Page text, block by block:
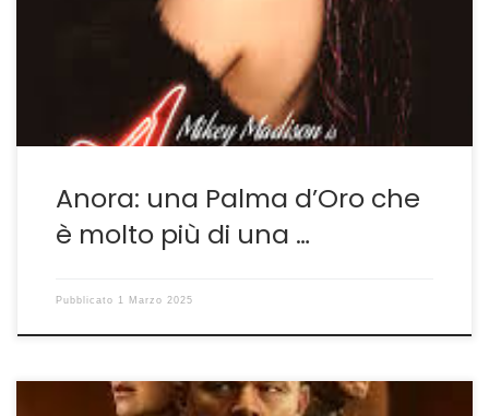
di situazioni alla Blake Edwards e avremo
probabilmente un risultato molto simile ad Anora, il fim
di Sean Baker che a sorpresa ha vinto la […]
Anora: una Palma d’Oro che
è molto più di una …
Pubblicato 1 Marzo 2025